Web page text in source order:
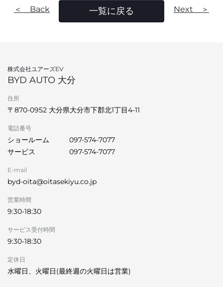
＜ Back 一覧に戻る Next ＞
株式会社ユアーズEV
BYD AUTO 大分
住所
〒870-0952 大分県大分市下郡北1丁目4-11
電話番号
ショールーム
097-574-7077
サービス
097-574-7077
E-mail
byd-oita@oitasekiyu.co.jp
営業時間
9:30-18:30
サービス受付時間
9:30-18:30
定休日
水曜日、火曜日(最終週の火曜日は営業)